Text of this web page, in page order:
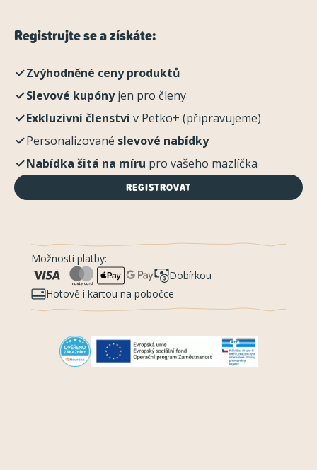
Registrujte se a získáte:
Zvýhodněné ceny produktů
Slevové kupónyjen pro členy
Exkluzivní členstvív Petko+ (připravujeme)
Personalizované slevové nabídky
Nabídka šitá na míru pro vašeho mazlíčka
REGISTROVAT
Možnosti platby:
Dobírkou
Hotově i kartou na pobočce